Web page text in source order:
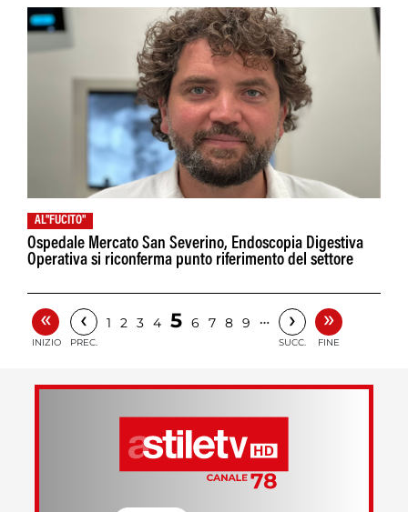
AL"FUCITO"
Ospedale Mercato San Severino, Endoscopia Digestiva
Operativa si riconferma punto riferimento del settore
«
INIZIO
‹
PREC.
1 2 3 4 5 6 7 8 9 … ›
SUCC.
»
FINE